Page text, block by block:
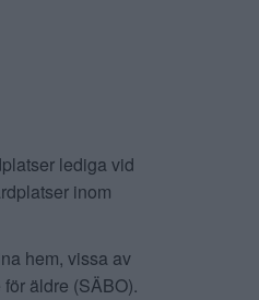
lediga vid
inom
hem, vissa av
äldre (SÄBO).